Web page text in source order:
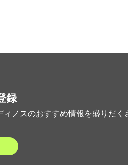
録
ノスのおすすめ情報を盛りだく